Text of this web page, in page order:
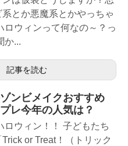
とか悪魔系とかやっちゃ
ロウィンって何なの～？っ
か...
記事を読む
ンビメイクおすすめ
レ今年の人気は？
ロウィン！！ 子どもたち
or Treat！（トリック